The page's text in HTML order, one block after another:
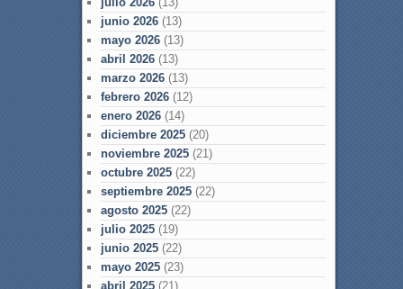
junio 2026(13)
mayo 2026(13)
abril 2026(13)
marzo 2026(13)
febrero 2026(12)
enero 2026(14)
diciembre 2025(20)
noviembre 2025(21)
octubre 2025(22)
septiembre 2025(22)
agosto 2025(22)
julio 2025(19)
junio 2025(22)
mayo 2025(23)
abril 2025(21)